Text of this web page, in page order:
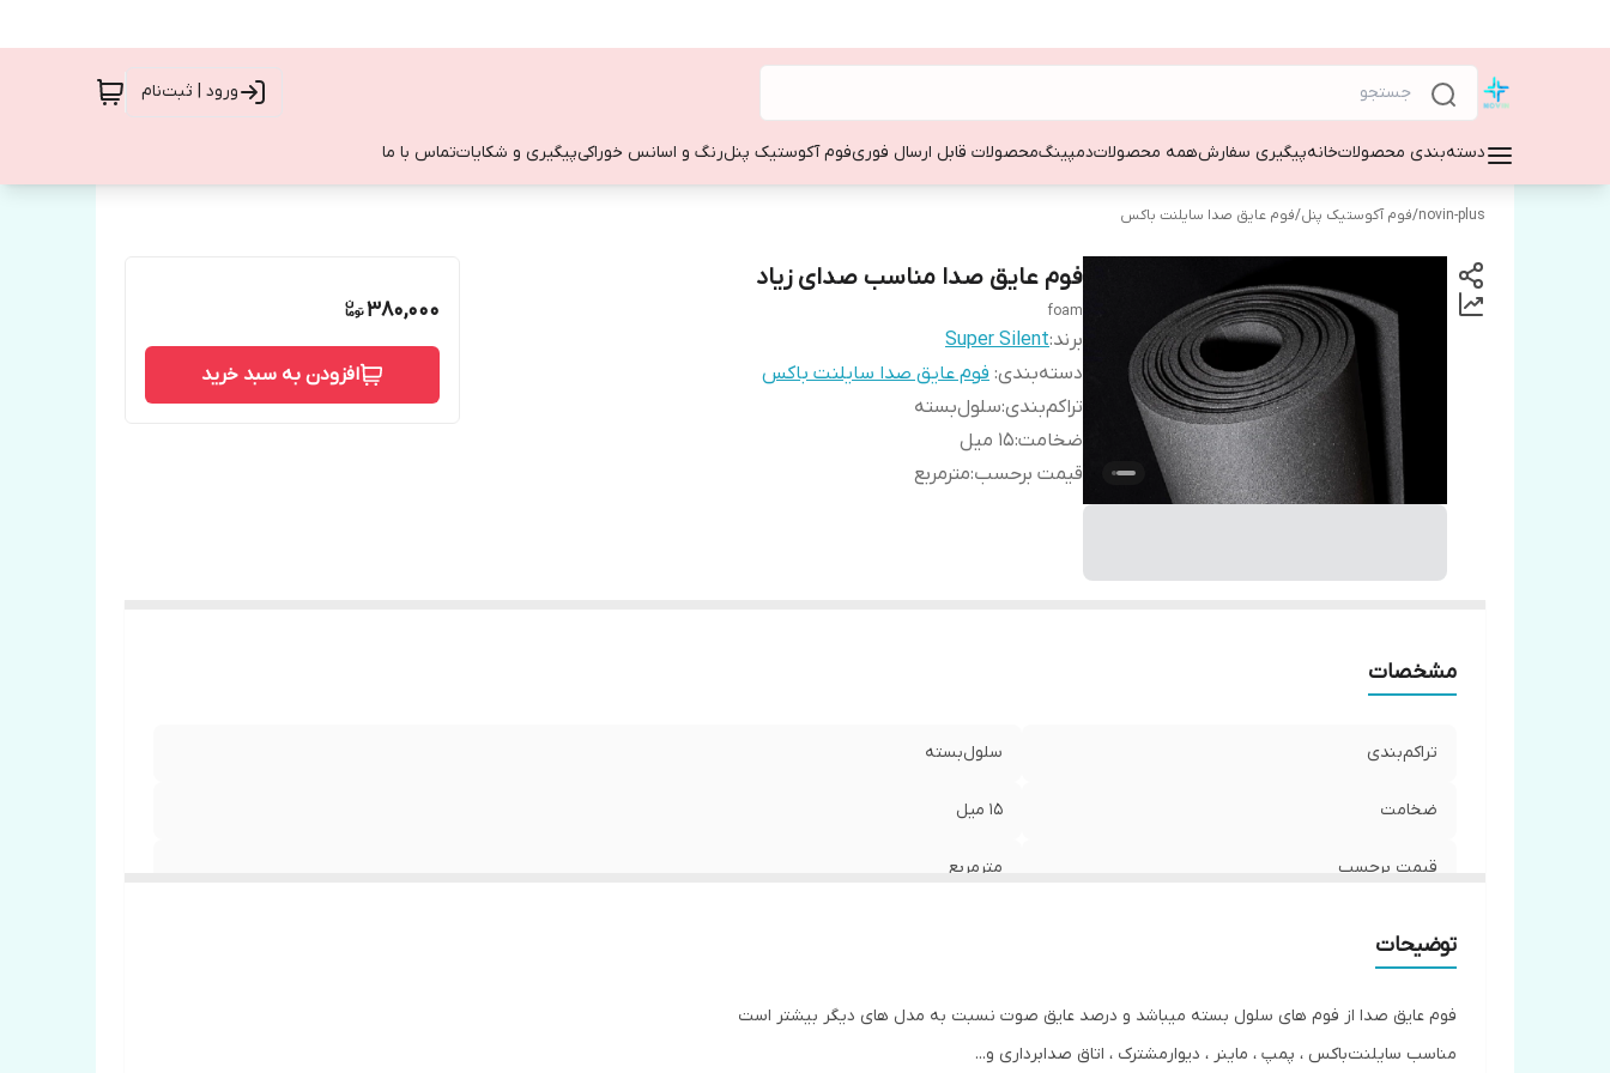
ورود | ثبت‌نام
دسته‌بندی محصولاتخانهپیگیری سفارشهمه محصولاتدمپینگمحصولات قابل ارسال فوریفوم آکوستیک پنلرنگ و اسانس خوراکیپیگیری و شکایاتتماس با ما
novin-plus
/فوم آکوستیک پنل/فوم عایق صدا سایلنت باکس
فوم عایق‌ صدا مناسب صدای زیاد
foam
برند:Super Silent
دسته‌بندی: فوم عایق صدا سایلنت باکس
تراکم‌بندی:سلول‌بسته
ضخامت:۱۵ میل
قیمت برحسب:مترمربع
380,000
افزودن به سبد خرید
مشخصات
تراکم‌بندی سلول‌بسته
ضخامت ۱۵ میل
قیمت برحسب مترمربع
توضیحات
فوم عایق صدا از فوم های سلول بسته میباشد و درصد عایق صوت نسبت به مدل های دیگر بیشتر است
مناسب سایلنت‌باکس ، پمپ ، ماینر ، دیوارمشترک ، اتاق صدابرداری و...